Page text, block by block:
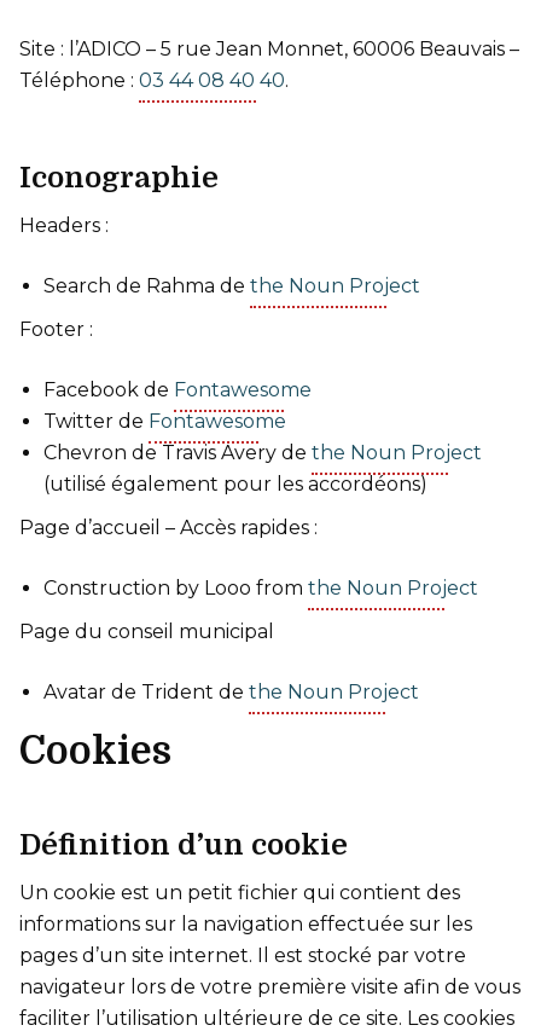
Site : l’ADICO – 5 rue Jean Monnet, 60006 Beauvais –
Téléphone : 03 44 08 40 40.
Iconographie
Headers :
Search de Rahma de the Noun Project
Footer :
Facebook de Fontawesome
Twitter de Fontawesome
Chevron de Travis Avery de the Noun Project
(utilisé également pour les accordéons)
Page d’accueil – Accès rapides :
Construction by Looo from the Noun Project
Page du conseil municipal
Avatar de Trident de the Noun Project
Cookies
Définition d’un cookie
Un cookie est un petit fichier qui contient des
informations sur la navigation effectuée sur les
pages d’un site internet. Il est stocké par votre
navigateur lors de votre première visite afin de vous
faciliter l’utilisation ultérieure de ce site. Les cookies